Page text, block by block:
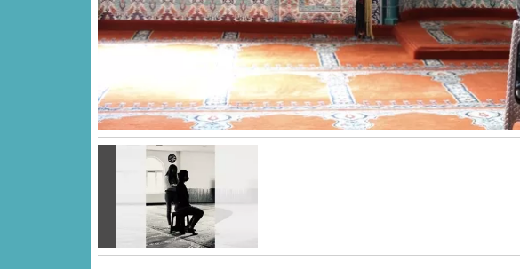
Vorige